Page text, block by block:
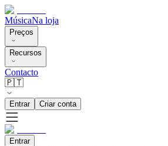
MúsicaNa loja
Preços
Recursos
Contacto
🇵🇹
Entrar Criar conta
Entrar